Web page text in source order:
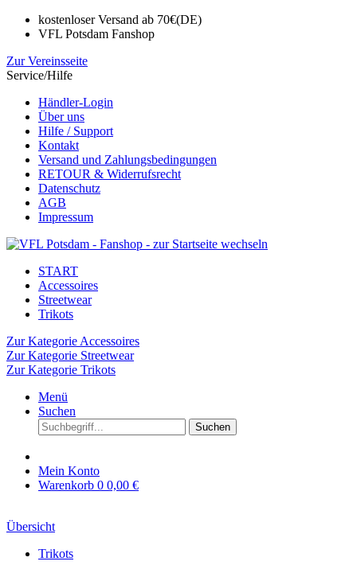
kostenloser Versand ab 70€(DE)
VFL Potsdam Fanshop
Zur Vereinsseite
Service/Hilfe
Händler-Login
Über uns
Hilfe / Support
Kontakt
Versand und Zahlungsbedingungen
RETOUR & Widerrufsrecht
Datenschutz
AGB
Impressum
START
Accessoires
Streetwear
Trikots
Zur Kategorie Accessoires
Zur Kategorie Streetwear
Zur Kategorie Trikots
Menü
Suchen
Suchen
Mein Konto
Warenkorb 0 0,00 €
Übersicht
Trikots